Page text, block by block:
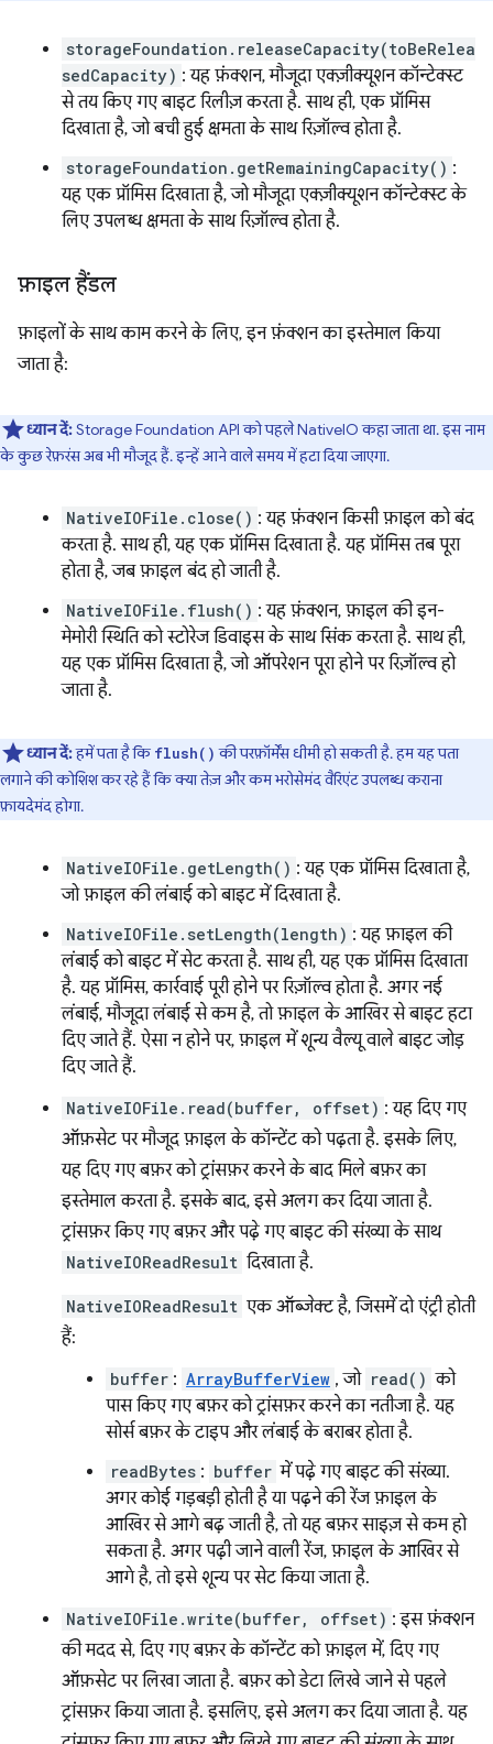
storageFoundation.releaseCapacity(toBeRelea
sedCapacity) : यह फ़ंक्शन, मौजूदा एक्ज़ीक्यूशन कॉन्टेक्स्ट
से तय किए गए बाइट रिलीज़ करता है. साथ ही, एक प्रॉमिस
दिखाता है, जो बची हुई क्षमता के साथ रिज़ॉल्व होता है.
storageFoundation.getRemainingCapacity() :
यह एक प्रॉमिस दिखाता है, जो मौजूदा एक्ज़ीक्यूशन कॉन्टेक्स्ट के
लिए उपलब्ध क्षमता के साथ रिज़ॉल्व होता है.
फ़ाइल हैंडल
फ़ाइलों के साथ काम करने के लिए, इन फ़ंक्शन का इस्तेमाल किया
जाता है:
ध्यान दें:Storage Foundation API को पहले NativeIO कहा जाता था. इस नाम
के कुछ रेफ़रंस अब भी मौजूद हैं. इन्हें आने वाले समय में हटा दिया जाएगा.
NativeIOFile.close() : यह फ़ंक्शन किसी फ़ाइल को बंद
करता है. साथ ही, यह एक प्रॉमिस दिखाता है. यह प्रॉमिस तब पूरा
होता है, जब फ़ाइल बंद हो जाती है.
NativeIOFile.flush() : यह फ़ंक्शन, फ़ाइल की इन-
मेमोरी स्थिति को स्टोरेज डिवाइस के साथ सिंक करता है. साथ ही,
यह एक प्रॉमिस दिखाता है, जो ऑपरेशन पूरा होने पर रिज़ॉल्व हो
जाता है.
ध्यान दें:हमें पता है कि flush() की परफ़ॉर्मेंस धीमी हो सकती है. हम यह पता
लगाने की कोशिश कर रहे हैं कि क्या तेज़ और कम भरोसेमंद वैरिएंट उपलब्ध कराना
फ़ायदेमंद होगा.
NativeIOFile.getLength() : यह एक प्रॉमिस दिखाता है,
जो फ़ाइल की लंबाई को बाइट में दिखाता है.
NativeIOFile.setLength(length) : यह फ़ाइल की
लंबाई को बाइट में सेट करता है. साथ ही, यह एक प्रॉमिस दिखाता
है. यह प्रॉमिस, कार्रवाई पूरी होने पर रिज़ॉल्व होता है. अगर नई
लंबाई, मौजूदा लंबाई से कम है, तो फ़ाइल के आखिर से बाइट हटा
दिए जाते हैं. ऐसा न होने पर, फ़ाइल में शून्य वैल्यू वाले बाइट जोड़
दिए जाते हैं.
NativeIOFile.read(buffer, offset) : यह दिए गए
ऑफ़सेट पर मौजूद फ़ाइल के कॉन्टेंट को पढ़ता है. इसके लिए,
यह दिए गए बफ़र को ट्रांसफ़र करने के बाद मिले बफ़र का
इस्तेमाल करता है. इसके बाद, इसे अलग कर दिया जाता है.
ट्रांसफ़र किए गए बफ़र और पढ़े गए बाइट की संख्या के साथ
NativeIOReadResult दिखाता है.
NativeIOReadResult एक ऑब्जेक्ट है, जिसमें दो एंट्री होती
हैं:
buffer : ArrayBufferView , जो read() को
पास किए गए बफ़र को ट्रांसफ़र करने का नतीजा है. यह
सोर्स बफ़र के टाइप और लंबाई के बराबर होता है.
readBytes : buffer में पढ़े गए बाइट की संख्या.
अगर कोई गड़बड़ी होती है या पढ़ने की रेंज फ़ाइल के
आखिर से आगे बढ़ जाती है, तो यह बफ़र साइज़ से कम हो
सकता है. अगर पढ़ी जाने वाली रेंज, फ़ाइल के आखिर से
आगे है, तो इसे शून्य पर सेट किया जाता है.
NativeIOFile.write(buffer, offset) : इस फ़ंक्शन
की मदद से, दिए गए बफ़र के कॉन्टेंट को फ़ाइल में, दिए गए
ऑफ़सेट पर लिखा जाता है. बफ़र को डेटा लिखे जाने से पहले
ट्रांसफ़र किया जाता है. इसलिए, इसे अलग कर दिया जाता है. यह